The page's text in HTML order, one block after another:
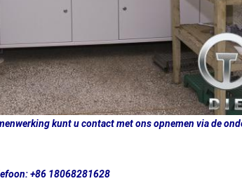
kunt u contact met ons opnemen via de
+86 18068281628